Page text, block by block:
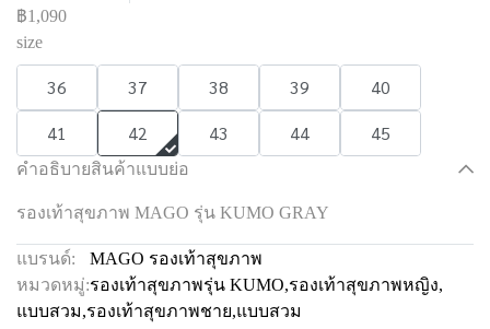
฿1,090
size
36 37 38 39
40
41
42 43 44 45
คำอธิบายสินค้าแบบย่อ
รองเท้าสุขภาพ MAGO รุ่น KUMO GRAY
แบรนด์:
MAGO รองเท้าสุขภาพ
หมวดหมู่:รองเท้าสุขภาพรุ่น KUMO,รองเท้าสุขภาพหญิง,
แบบสวม,รองเท้าสุขภาพชาย,แบบสวม